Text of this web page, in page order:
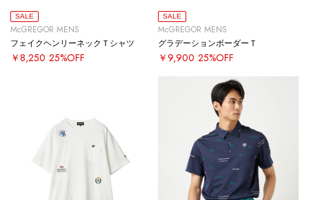
SALE
McGREGOR MENS
フェイクヘンリーネックＴシャツ
￥8,250 25%OFF
SALE
McGREGOR MENS
グラデーションボーダーＴ
￥9,900 25%OFF